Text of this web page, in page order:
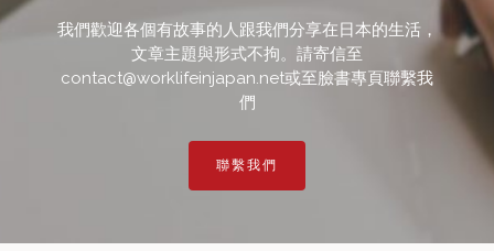
我們歡迎各個有故事的人跟我們分享在日本的生活，
文章主題與形式不拘。請寄信至
contact@worklifeinjapan.net或至臉書專頁聯繫我
們
聯繫我們